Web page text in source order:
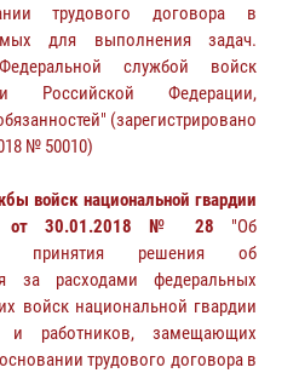
трудового договора в
для выполнения задач.
службой войск
Российской Федерации,
(зарегистрировано
№ 50010)
войск национальной гвардии
от 30.01.2018 № 28 "Об
принятия решения об
за расходами федеральных
войск национальной гвардии
и работников, замещающих
трудового договора в